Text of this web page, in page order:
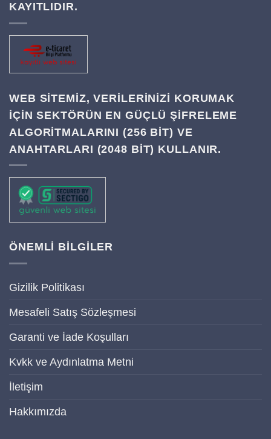
KAYITLIDIR.
WEB SITEMIZ, VERILERINIZI KORUMAK
IÇIN SEKTÖRÜN EN GÜÇLÜ ŞIFRELEME
ALGORITMALARINI (256 BIT) VE
ANAHTARLARI (2048 BIT) KULLANIR.
ÖNEMLİ BİLGİLER
Gizilik Politikası
Mesafeli Satış Sözleşmesi
Garanti ve İade Koşulları
Kvkk ve Aydınlatma Metni
İletişim
Hakkımızda